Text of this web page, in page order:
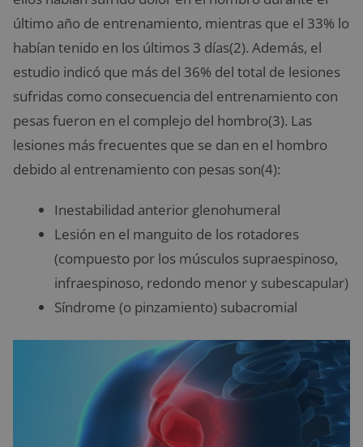
último año de entrenamiento, mientras que el 33% lo
habían tenido en los últimos 3 días(2). Además, el
estudio indicó que más del 36% del total de lesiones
sufridas como consecuencia del entrenamiento con
pesas fueron en el complejo del hombro(3). Las
lesiones más frecuentes que se dan en el hombro
debido al entrenamiento con pesas son(4):
Inestabilidad anterior glenohumeral
Lesión en el manguito de los rotadores
(compuesto por los músculos supraespinoso,
infraespinoso, redondo menor y subescapular)
Síndrome (o pinzamiento) subacromial